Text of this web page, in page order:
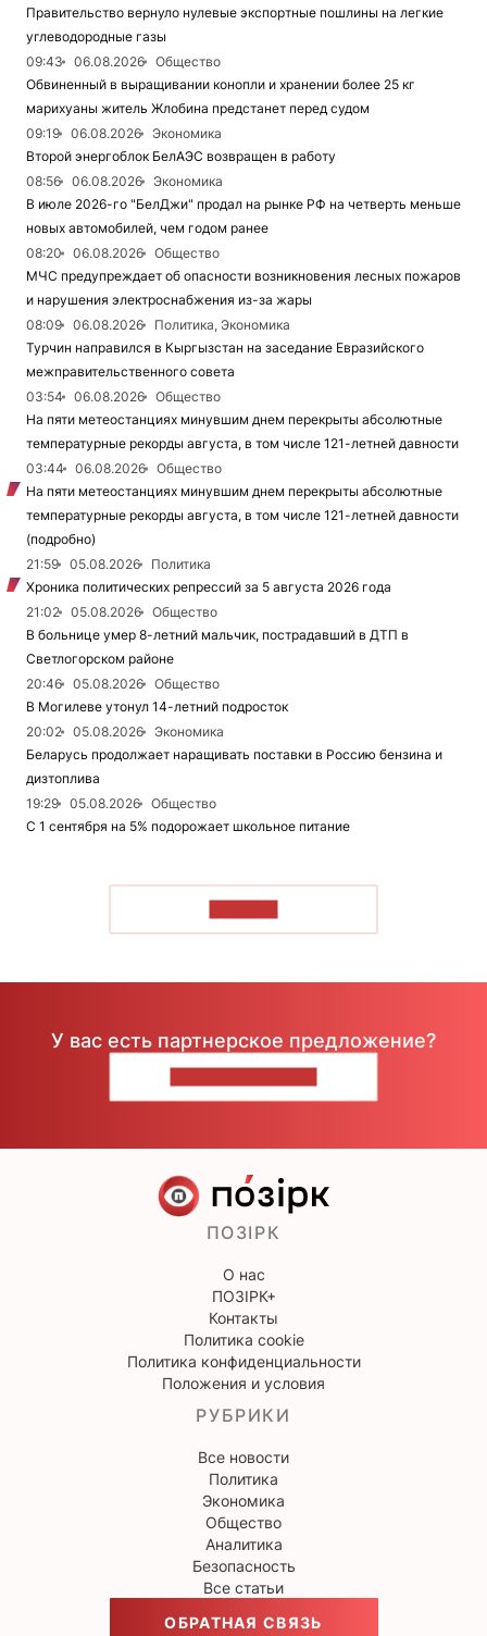
Правительство вернуло нулевые экспортные пошлины на легкие
углеводородные газы
09:43
06.08.2026
Общество
Обвиненный в выращивании конопли и хранении более 25 кг
марихуаны житель Жлобина предстанет перед судом
09:19
06.08.2026
Экономика
Второй энергоблок БелАЭС возвращен в работу
08:56
06.08.2026
Экономика
В июле 2026-го "БелДжи" продал на рынке РФ на четверть меньше
новых автомобилей, чем годом ранее
08:20
06.08.2026
Общество
МЧС предупреждает об опасности возникновения лесных пожаров
и нарушения электроснабжения из-за жары
08:09
06.08.2026
Политика, Экономика
Турчин направился в Кыргызстан на заседание Евразийского
межправительственного совета
03:54
06.08.2026
Общество
На пяти метеостанциях минувшим днем перекрыты абсолютные
температурные рекорды августа, в том числе 121-летней давности
03:44
06.08.2026
Общество
На пяти метеостанциях минувшим днем перекрыты абсолютные
температурные рекорды августа, в том числе 121-летней давности
(подробно)
21:59
05.08.2026
Политика
Хроника политических репрессий за 5 августа 2026 года
21:02
05.08.2026
Общество
В больнице умер 8-летний мальчик, пострадавший в ДТП в
Светлогорском районе
20:46
05.08.2026
Общество
В Могилеве утонул 14-летний подросток
20:02
05.08.2026
Экономика
Беларусь продолжает наращивать поставки в Россию бензина и
дизтоплива
19:29
05.08.2026
Общество
С 1 сентября на 5% подорожает школьное питание
У вас есть партнерское предложение?
ПОЗІРК
О нас
ПОЗІРК+
Контакты
Политика cookie
Политика конфиденциальности
Положения и условия
РУБРИКИ
Все новости
Политика
Экономика
Общество
Аналитика
Безопасность
Все статьи
ОБРАТНАЯ СВЯЗЬ